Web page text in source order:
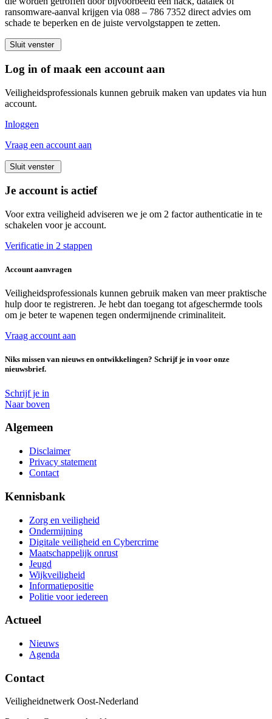
ransomware-aanval krijgen via 088 – 786 7352 direct advies om
schade te beperken en de juiste vervolgstappen te zetten.
Sluit venster
Log in of maak een account aan
Veiligheidsprofessionals kunnen gebruik maken van updates via hun
account.
Inloggen
Vraag een account aan
Sluit venster
Je account is actief
Voor extra veiligheid adviseren we je om 2 factor authenticatie in te
schakelen voor je account.
Verificatie in 2 stappen
Account aanvragen
Veiligheidsprofessionals kunnen gebruik maken van meer praktische
hulp door te registreren. Je hebt dan toegang tot afgeschermde tools
om je beter te wapenen tegen ondermijnende criminaliteit.
Vraag account aan
Niks missen van nieuws en ontwikkelingen? Schrijf je in voor onze
nieuwsbrief.
Schrijf je in
Naar boven
Algemeen
Disclaimer
Privacy statement
Contact
Kennisbank
Zorg en veiligheid
Ondermijning
Digitale veiligheid en Cybercrime
Maatschappelijk onrust
Jeugd
Wijkveiligheid
Informatiepositie
Politie voor iedereen
Actueel
Nieuws
Agenda
Contact
Veiligheidnetwerk Oost-Nederland